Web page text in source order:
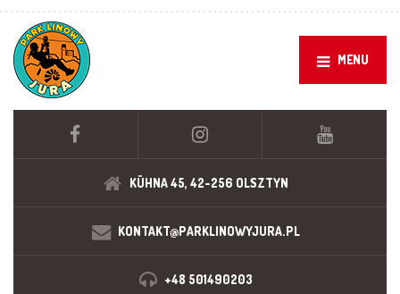
MENU
KÜHNA 45, 42-256 OLSZTYN
KONTAKT@PARKLINOWYJURA.PL
+48 501490203